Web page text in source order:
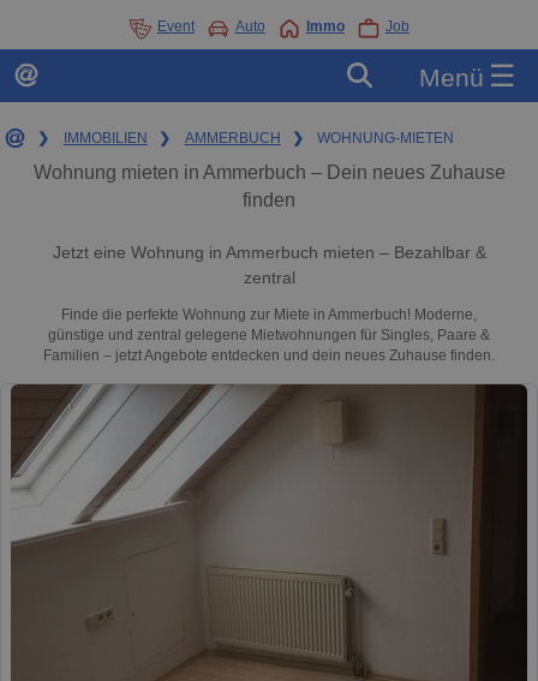
Event Auto Immo Job
Menü ☰
❯ IMMOBILIEN ❯ AMMERBUCH ❯ WOHNUNG-MIETEN
Wohnung mieten in Ammerbuch – Dein neues Zuhause
finden
Jetzt eine Wohnung in Ammerbuch mieten – Bezahlbar &
zentral
Finde die perfekte Wohnung zur Miete in Ammerbuch! Moderne,
günstige und zentral gelegene Mietwohnungen für Singles, Paare &
Familien – jetzt Angebote entdecken und dein neues Zuhause finden.